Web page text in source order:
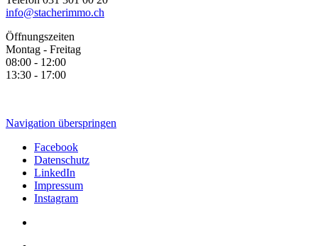
info@stacherimmo.ch
Öffnungszeiten
Montag - Freitag
08:00 - 12:00
13:30 - 17:00
Navigation überspringen
Facebook
Datenschutz
LinkedIn
Impressum
Instagram